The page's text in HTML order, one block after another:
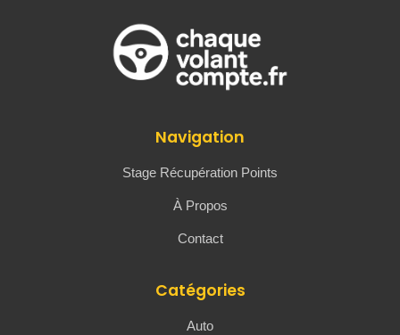
Navigation
Stage Récupération Points
À Propos
Contact
Catégories
Auto